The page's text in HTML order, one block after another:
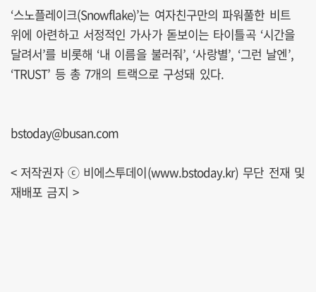
‘스노플레이크(Snowflake)’는 여자친구만의 파워풀한 비트
위에 아련하고 서정적인 가사가 돋보이는 타이틀곡 ‘시간을
달려서’를 비롯해 ‘내 이름을 불러줘’, ‘사랑별’, ‘그런 날엔’,
‘TRUST’ 등 총 7개의 트랙으로 구성돼 있다.
bstoday@busan.com
< 저작권자 ⓒ 비에스투데이(www.bstoday.kr) 무단 전재 및
재배포 금지 >